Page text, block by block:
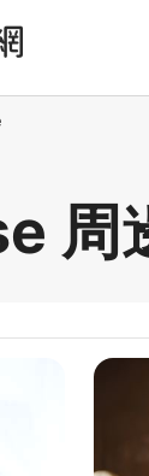
周